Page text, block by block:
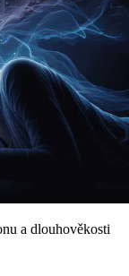
a dlouhověkosti